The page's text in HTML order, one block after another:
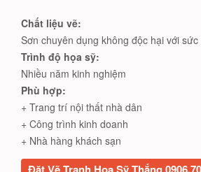
Chất liệu vẽ:
Sơn chuyên dụng không độc hại với sức
Trình độ họa sỹ:
Nhiều năm kinh nghiệm
Phù hợp:
+ Trang trí nội thất nhà dân
+ Công trình kinh doanh
+ Nhà hàng khách sạn